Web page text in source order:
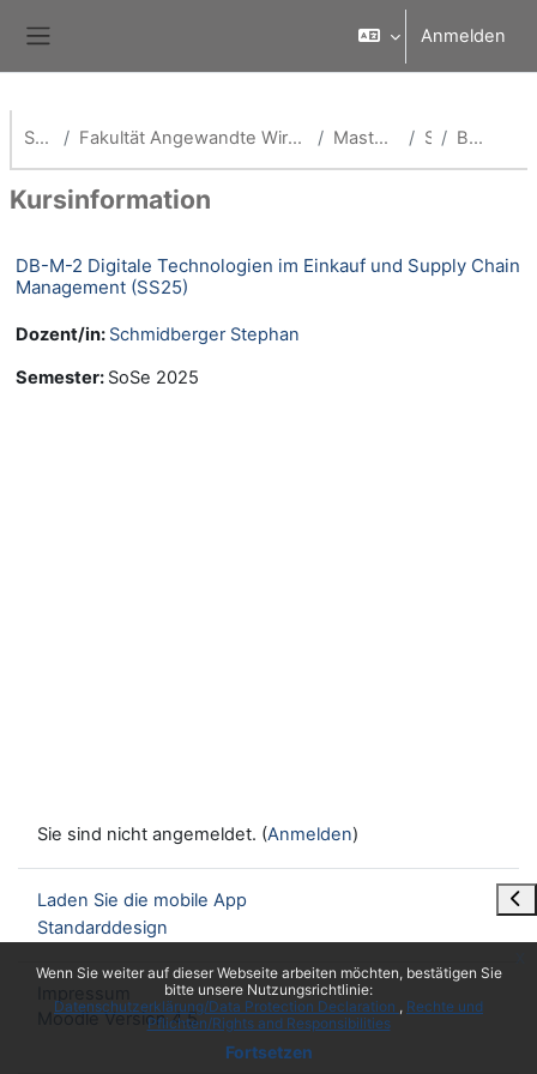
Wenn Sie weiter auf dieser Webseite arbeiten möchten, bestätigen Sie
bitte unsere Nutzungsrichtlinie:
Datenschutzerklärung/Data Protection Declaration
Rechte und
Pflichten/Rights and Responsibilities
Fortsetzen
Anmelden
Startseite Fakultät Angewandte Wirtschaftswissenschaften (School of Management) Master Digital Business SS25 Beschreibung
Kursinformation
DB-M-2 Digitale Technologien im Einkauf und Supply Chain
Management (SS25)
Dozent/in: Schmidberger Stephan
Semester: SoSe 2025
Sie sind nicht angemeldet. (Anmelden)
Laden Sie die mobile App
Standarddesign
Moodle Version 4.5